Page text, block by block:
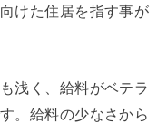
けた住居を指す事が
浅く、給料がベテラ
。給料の少なさから